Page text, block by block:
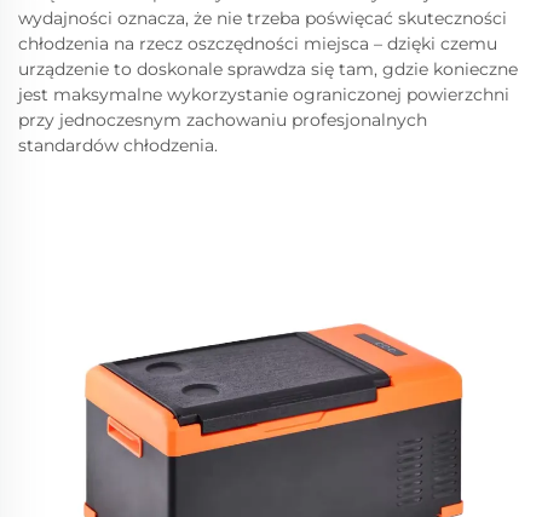
wydajności oznacza, że nie trzeba poświęcać skuteczności
chłodzenia na rzecz oszczędności miejsca – dzięki czemu
urządzenie to doskonale sprawdza się tam, gdzie konieczne
jest maksymalne wykorzystanie ograniczonej powierzchni
przy jednoczesnym zachowaniu profesjonalnych
standardów chłodzenia.